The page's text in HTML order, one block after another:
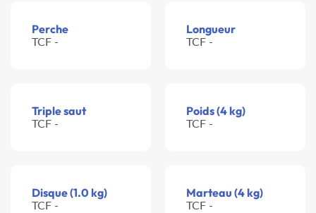
Perche
TCF -
Longueur
TCF -
Triple saut
TCF -
Poids (4 kg)
TCF -
Disque (1.0 kg)
TCF -
Marteau (4 kg)
TCF -